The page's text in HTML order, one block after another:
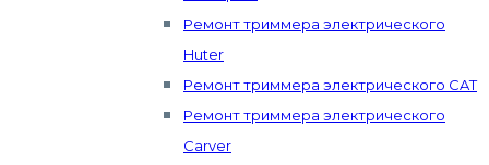
Ремонт триммера электрического
Huter
Ремонт триммера электрического CAT
Ремонт триммера электрического
Carver